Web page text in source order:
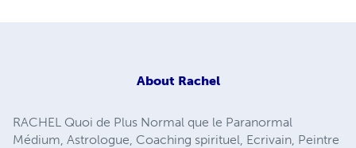
About Rachel
RACHEL Quoi de Plus Normal que le Paranormal
Médium, Astrologue, Coaching spirituel, Ecrivain, Peintre